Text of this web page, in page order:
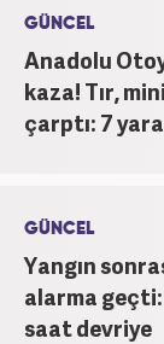
GÜNCEL
Anadolu
kaza! Tır,
çarptı: 7
GÜNCEL
Yangın
alarma
saat devriye